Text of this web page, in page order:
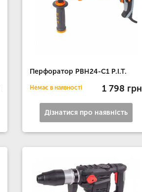
Перфоратор РВН24-C1 P.I.T.
Немає в наявності 1 798 грн
Дізнатися про наявність